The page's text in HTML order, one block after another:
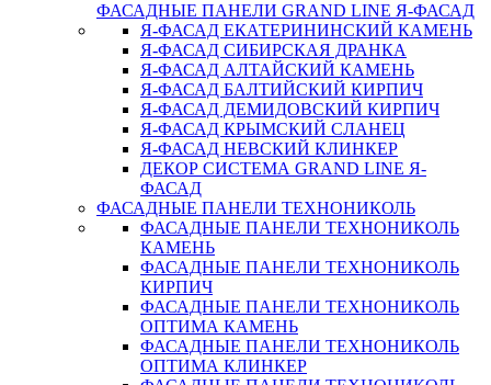
ФАСАДНЫЕ ПАНЕЛИ GRAND LINE Я-ФАСАД
Я-ФАСАД ЕКАТЕРИНИНСКИЙ КАМЕНЬ
Я-ФАСАД СИБИРСКАЯ ДРАНКА
Я-ФАСАД АЛТАЙСКИЙ КАМЕНЬ
Я-ФАСАД БАЛТИЙСКИЙ КИРПИЧ
Я-ФАСАД ДЕМИДОВСКИЙ КИРПИЧ
Я-ФАСАД КРЫМСКИЙ СЛАНЕЦ
Я-ФАСАД НЕВСКИЙ КЛИНКЕР
ДЕКОР СИСТЕМА GRAND LINE Я-
ФАСАД
ФАСАДНЫЕ ПАНЕЛИ ТЕХНОНИКОЛЬ
ФАСАДНЫЕ ПАНЕЛИ ТЕХНОНИКОЛЬ
КАМЕНЬ
ФАСАДНЫЕ ПАНЕЛИ ТЕХНОНИКОЛЬ
КИРПИЧ
ФАСАДНЫЕ ПАНЕЛИ ТЕХНОНИКОЛЬ
ОПТИМА КАМЕНЬ
ФАСАДНЫЕ ПАНЕЛИ ТЕХНОНИКОЛЬ
ОПТИМА КЛИНКЕР